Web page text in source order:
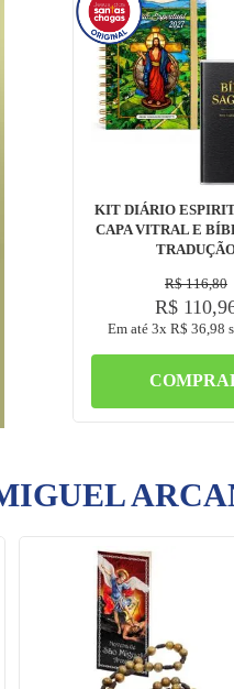
KIT DIÁRIO
CAPA VITRAL E
R$ 116,80
R$ 110,
Em até 3x R$ 36,98